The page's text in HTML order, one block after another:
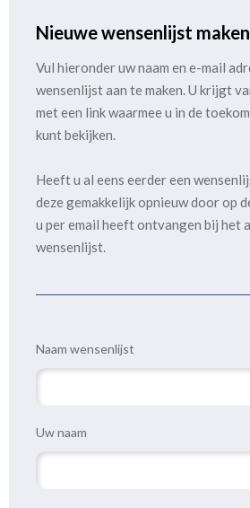
Nieuwe wensenlijst maken
Vul hieronder uw naam en e-mail
wensenlijst aan te maken. U krijgt
met een link waarmee u in de
kunt bekijken.
Heeft u al eens eerder een
deze gemakkelijk opnieuw door op
u per email heeft ontvangen bij het
wensenlijst.
Naam wensenlijst
Uw naam